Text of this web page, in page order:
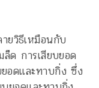
ยวิธีเหมือนกับ
ล็ด การเสียบยอด
อดและทาบกิ่ง ซึ่ง